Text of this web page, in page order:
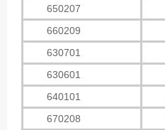
650207
660209
630701
630601
640101
670208